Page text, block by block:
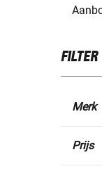
FILTER
Merk
Prijs